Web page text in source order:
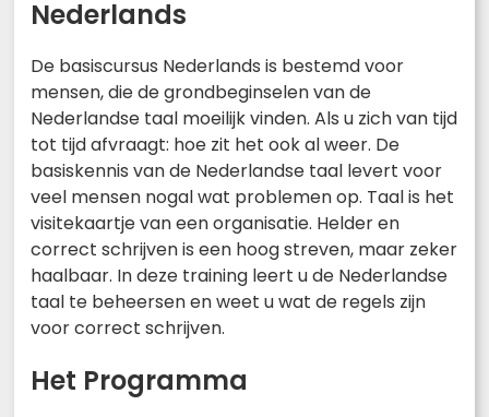
Nederlands
De basiscursus Nederlands is bestemd voor
mensen, die de grondbeginselen van de
Nederlandse taal moeilijk vinden. Als u zich van tijd
tot tijd afvraagt: hoe zit het ook al weer. De
basiskennis van de Nederlandse taal levert voor
veel mensen nogal wat problemen op. Taal is het
visitekaartje van een organisatie. Helder en
correct schrijven is een hoog streven, maar zeker
haalbaar. In deze training leert u de Nederlandse
taal te beheersen en weet u wat de regels zijn
voor correct schrijven.
Het Programma